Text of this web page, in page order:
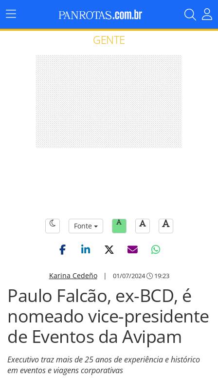
Menu
Principal
GENTE
Fonte
Karina Cedeño| 01/07/2024 19:23
Paulo Falcão, ex-BCD, é
nomeado vice-presidente
de Eventos da Avipam
Executivo traz mais de 25 anos de experiência e histórico
em eventos e viagens corporativas